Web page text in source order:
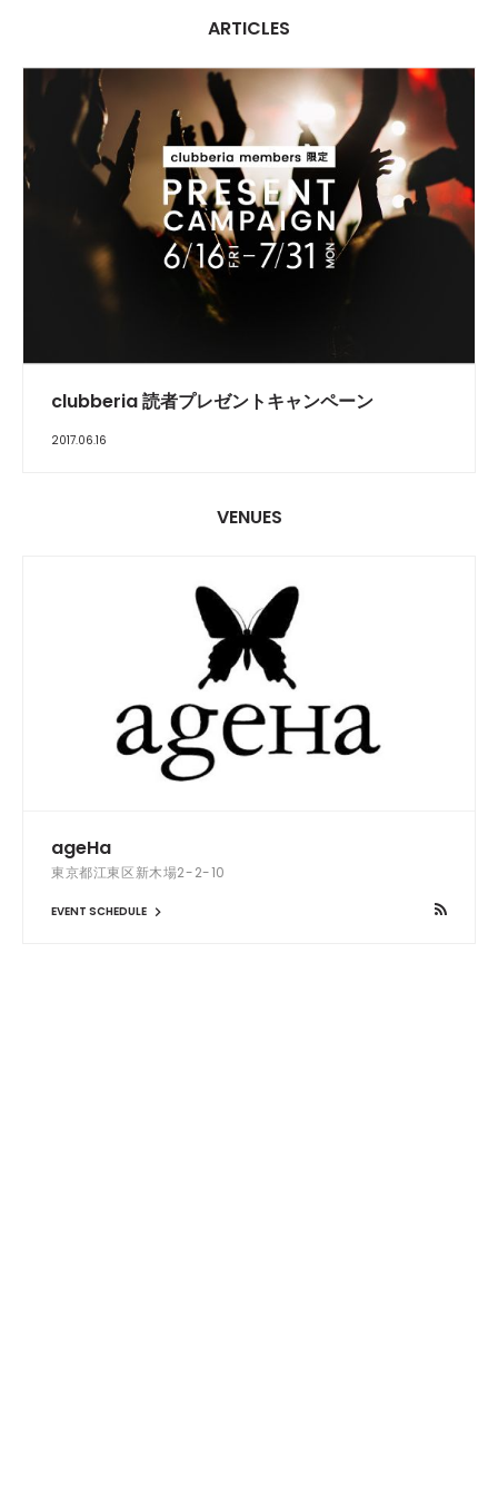
ARTICLES
clubberia 読者プレゼントキャンペーン
2017.06.16
VENUES
ageHa
東京都江東区新木場2-2-10
EVENT SCHEDULE